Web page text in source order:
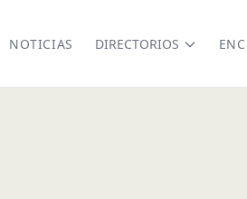
NOTICIAS DIRECTORIOS